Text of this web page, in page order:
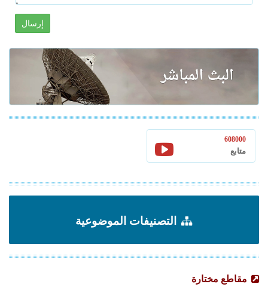
إرسال
608000
متابع
التصنيفات الموضوعية
مقاطع مختارة